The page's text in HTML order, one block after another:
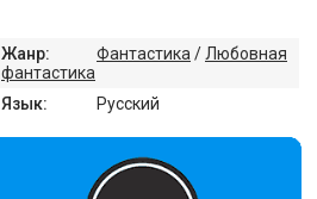
Жанр: Фантастика / Любовная
фантастика
Язык:
Русский